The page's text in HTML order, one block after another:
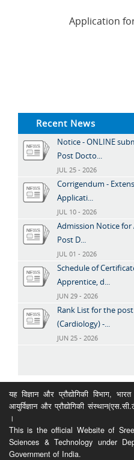
Application
Recent News
Notice - ONLINE
Post Docto...
JUL 25 - 2026
Corrigendum -
Applicati...
JUL 10 - 2026
Admission Notice for
Post D...
JUL 01 - 2026
Schedule of
Apprentice, d...
JUN 29 - 2026
Rank List for the
(Cardiology) -...
JUN 25 - 2026
यह विज्ञान और प्रौद्योगिकी विभाग,
आयुर्विज्ञान और प्रौद्योगिकी
।
This is the official Website of
Sciences & Technology under
Government of India.